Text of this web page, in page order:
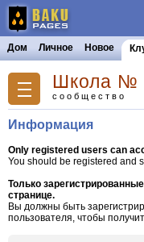
Дом Личное Новое
Школа №
сообщество
Информация
Only registered users can
You should be registered and
Только
странице.
Вы должны быть
пользователя, чтобы